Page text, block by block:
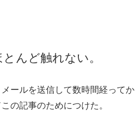
んど触れない。
ールを送信して数時間経ってか
の記事のためにつけた。